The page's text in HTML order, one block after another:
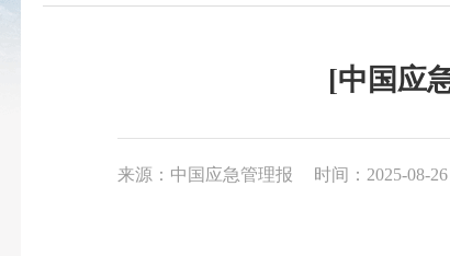
[中国应
来源：中国应急管理报 时间：2025-08-26